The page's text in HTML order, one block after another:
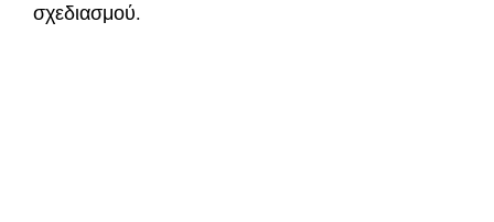
σχεδιασμού.